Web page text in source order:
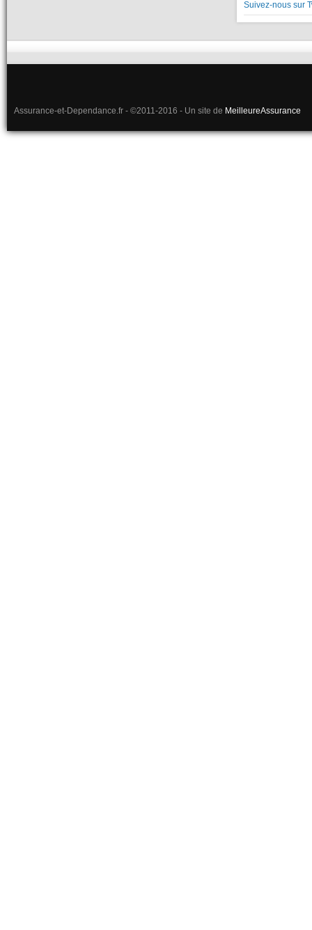
Suivez-nous sur
Assurance-et-Dependance.fr - ©2011-2016 - Un site de MeilleureAssurance